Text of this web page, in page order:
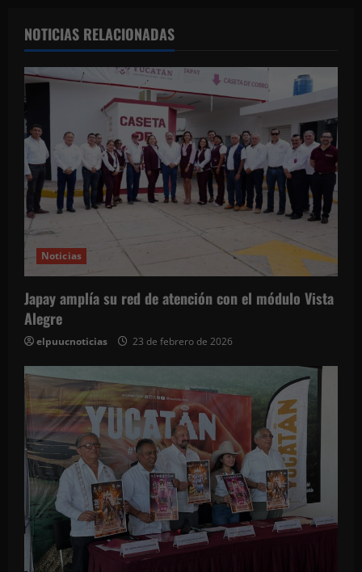
c
i
ó
n
d
e
e
n
t
r
a
d
a
s
NOTICIAS RELACIONADAS
Noticias
Japay amplía su red de atención con el módulo Vista
Alegre
elpuucnoticias 23 de febrero de 2026